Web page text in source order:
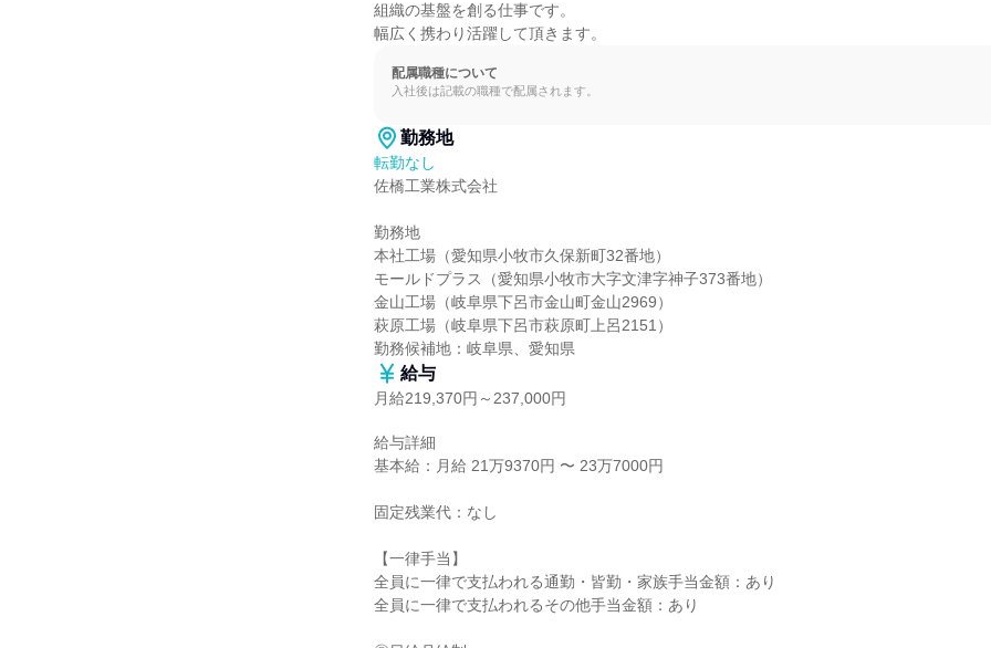
組織の基盤を創る仕事です。
幅広く携わり活躍して頂きます。
配属職種について
入社後は記載の職種で配属されます。
勤務地
転勤なし
佐橋工業株式会社
勤務地
本社工場（愛知県小牧市久保新町32番地）
モールドプラス（愛知県小牧市大字文津字神子373番地）
金山工場（岐阜県下呂市金山町金山2969）
萩原工場（岐阜県下呂市萩原町上呂2151）
勤務候補地：岐阜県、愛知県
給与
月給219,370円～237,000円
給与詳細
基本給：月給 21万9370円 〜 23万7000円
固定残業代：なし
【一律手当】
全員に一律で支払われる通勤・皆勤・家族手当金額：あり
全員に一律で支払われるその他手当金額：あり